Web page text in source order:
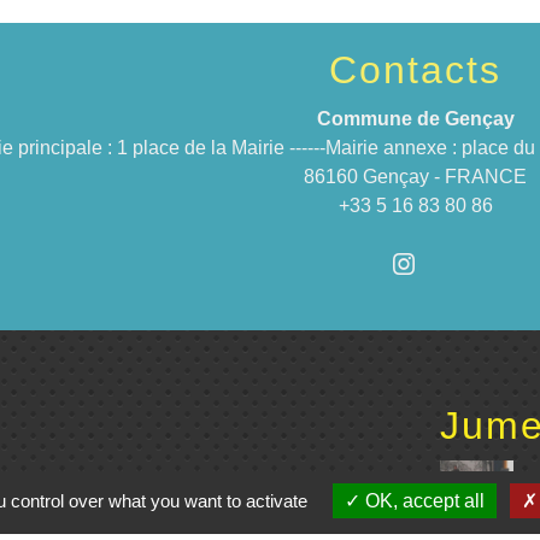
Contacts
Commune de Gençay
principale : 1 place de la Mairie ------Mairie annexe : place
86160 Gençay - FRANCE
+33 5 16 83 80 86
du Civraisien en
over what you want to activate
OK, accept all